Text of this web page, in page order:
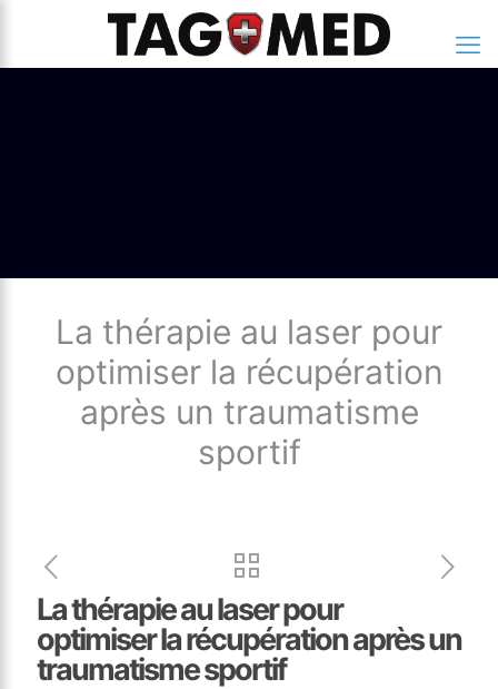
La thérapie au laser pour
optimiser la récupération
après un traumatisme
sportif
La thérapie au laser pour
optimiser la récupération après un
traumatisme sportif